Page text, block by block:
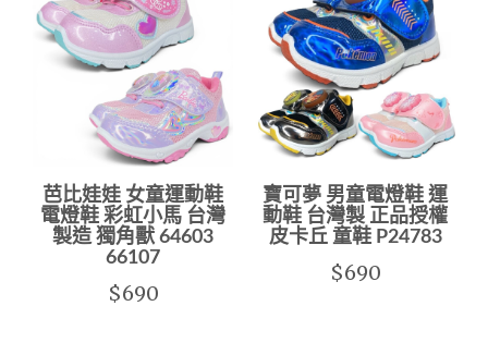
芭比娃娃 女童運動鞋
電燈鞋 彩虹小馬 台灣
製造 獨角獸 64603
66107
$690
寶可夢 男童電燈鞋 運
動鞋 台灣製 正品授權
皮卡丘 童鞋 P24783
$690